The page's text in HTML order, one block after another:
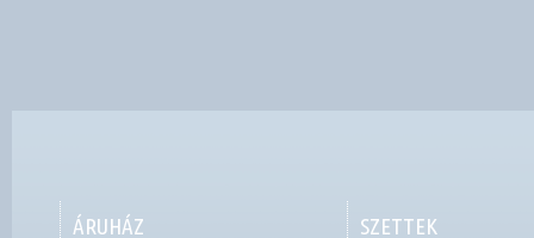
ÁRUHÁZ SZETTEK